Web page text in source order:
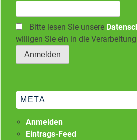
Bitte lesen Sie unsere
willigen Sie ein in die
META
Anmelden
Eintrags-Feed